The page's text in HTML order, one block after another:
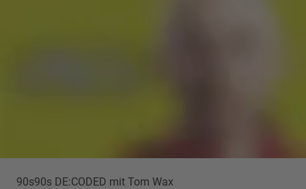
90s90s DE:CODED mit Tom Wax